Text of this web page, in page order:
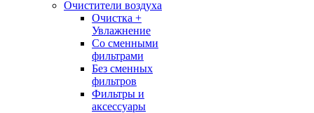
Очистители воздуха
Очистка +
Увлажнение
Cо сменными
фильтрами
Без сменных
фильтров
Фильтры и
аксессуары